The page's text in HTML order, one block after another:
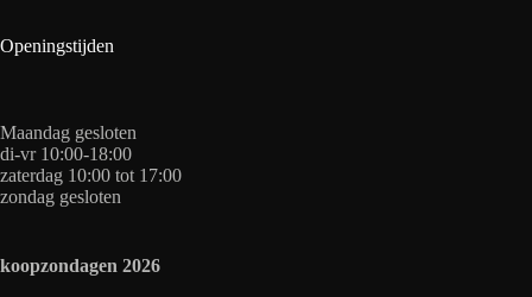
Openingstijden
Maandag gesloten
di-vr 10:00-18:00
zaterdag 10:00 tot 17:00
zondag gesloten
koopzondagen 2026